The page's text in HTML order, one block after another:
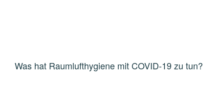
Was hat Raumlufthygiene mit COVID-19 zu tun?